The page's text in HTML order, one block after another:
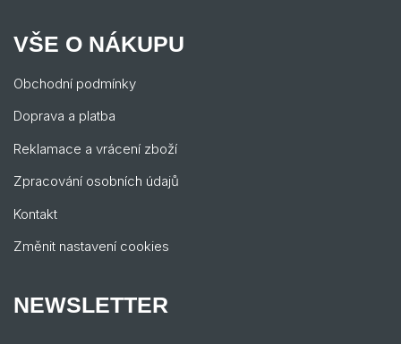
VŠE O NÁKUPU
Obchodní podmínky
Doprava a platba
Reklamace a vrácení zboží
Zpracování osobních údajů
Kontakt
Změnit nastavení cookies
NEWSLETTER